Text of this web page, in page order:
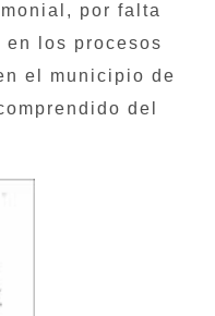
por falta
los procesos
el municipio de
del